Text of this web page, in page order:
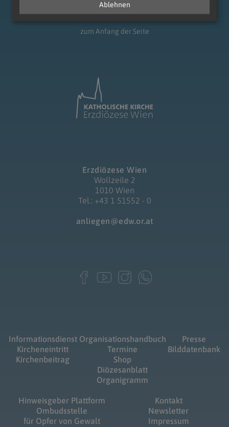
zum Anfang der Seite
Erzdiözese Wien
Wollzeile 2
1010 Wien
Tel.: +43 1 51552 - 0
anliegen@edw.or.at
Informationsdienst
Kircheneintritt
Kirchenbeitrag
Organisationshandbuch
Termine
Shop
Diözesanblatt
Organigramm
Presse
Bilddatenbank
Hinweisgeber Plattform
Ombudsstelle
für Opfer von Gewalt
Kontakt
Newsletter
Impressum
Ablehnen